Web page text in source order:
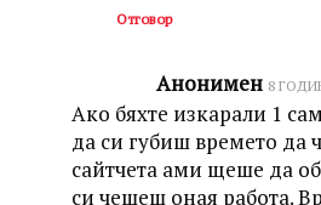
Отговор
Анонимен 8
Ако бяхте изкарали 1
да си губиш времето да
сайтчета ами щеше да
си чешеш оная работа.